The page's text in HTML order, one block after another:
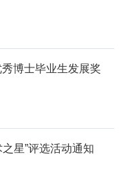
博士毕业生发展奖
星”评选活动通知